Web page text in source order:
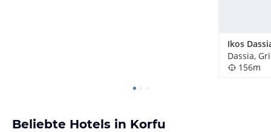
Ikos
Dassia,
156m
Beliebte Hotels in Korfu